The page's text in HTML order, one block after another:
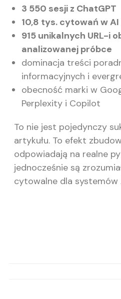
3 550 sesji z ChatGPT
10,8 tys. cytowań w
915 unikalnych URL-i
analizowanej próbce
dominacja treści
informacyjnych i
obecność marki w
Perplexity i Copilot
To nie jest pojedynczy
artykułu. To efekt
odpowiadają na realne
jednocześnie są
cytowalne dla systemów